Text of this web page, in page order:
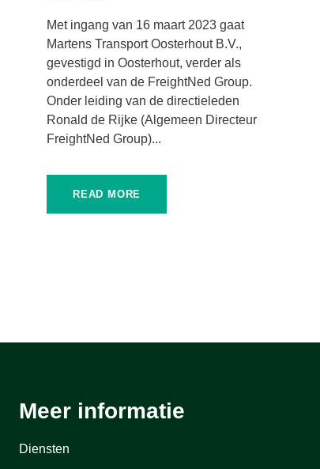
Met ingang van 16 maart 2023 gaat
Martens Transport Oosterhout B.V.,
gevestigd in Oosterhout, verder als
onderdeel van de FreightNed Group.
Onder leiding van de directieleden
Ronald de Rijke (Algemeen Directeur
FreightNed Group)...
READ MORE
Meer informatie
Diensten